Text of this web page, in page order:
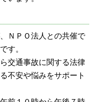
ＮＰＯ法人との共催で
す。
交通事故に関する法律
不安や悩みをサポート